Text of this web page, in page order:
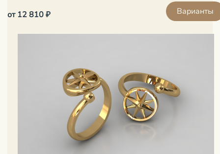
от 12 810 ₽ Варианты